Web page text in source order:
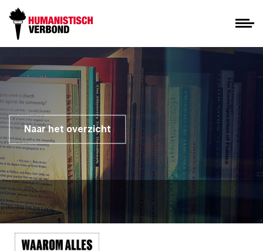
Naar het overzicht